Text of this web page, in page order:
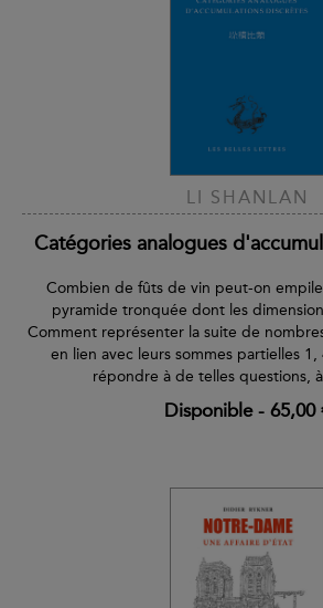
LI SHANLAN
Catégories analogues
Combien de fûts de vin peut-on
pyramide tronquée dont les
Comment représenter la suite de
en lien avec leurs sommes partielles
répondre à de telles questions,
Disponible- 65,00